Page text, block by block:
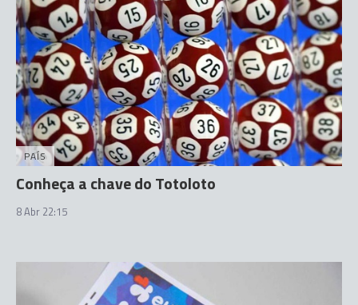
PAÍS
Conheça a chave do Totoloto
8 Abr 22:15